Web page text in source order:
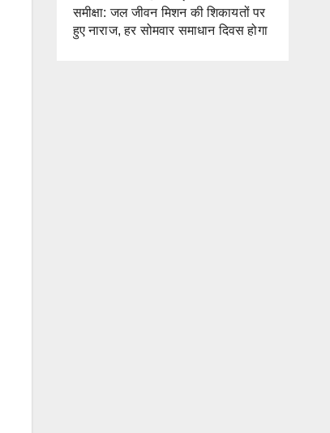
समीक्षा: जल जीवन मिशन की शिकायतों पर
हुए नाराज, हर सोमवार समाधान दिवस होगा